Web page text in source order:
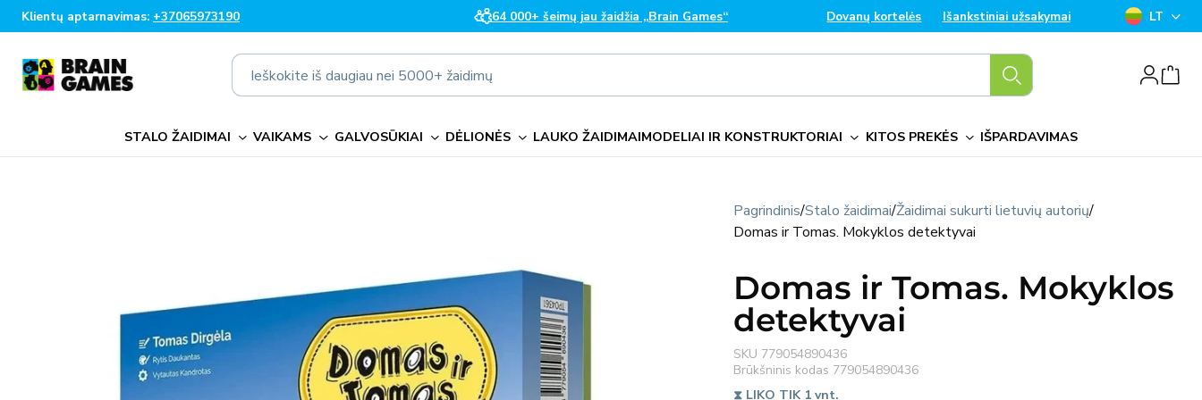
Eiti į
turinį
Klientų aptarnavimas: +37065973190 64 000+ šeimų jau žaidžia „Brain Games“ Dovanų kortelės Išankstiniai užsakymai
KLT
Ieškokite iš daugiau nei 5000+ žaidimų Prisijungti
STALO ŽAIDIMAI VAIKAMS GALVOSŪKIAI DĖLIONĖS LAUKO ŽAIDIMAIMODELIAI IR KONSTRUKTORIAI KITOS PREKĖS IŠPARDAVIMAS
Pagrindinis/Stalo žaidimai/Žaidimai sukurti lietuvių autorių/
Domas ir Tomas. Mokyklos detektyvai
Domas ir Tomas. Mokyklos
detektyvai
SKU 779054890436
Brūkšninis kodas 779054890436
⧗ LIKO TIK 1 vnt.